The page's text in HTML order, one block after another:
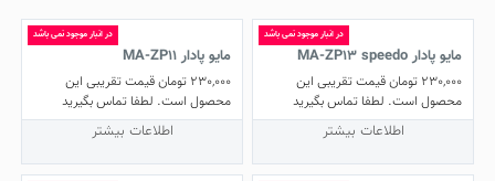
در انبار موجود نمی باشد
مایو پادار MA-ZP13 speedo
230,000 تومانقیمت تقریبی این
محصول است. لطفا تماس بگیرید
اطلاعات بیشتر
در انبار موجود نمی باشد
مایو پادار MA-ZP11
230,000 تومانقیمت تقریبی این
محصول است. لطفا تماس بگیرید
اطلاعات بیشتر